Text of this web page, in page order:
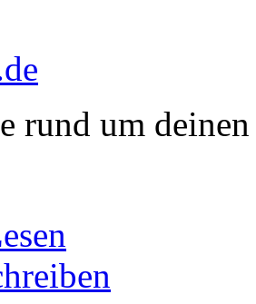
rund um